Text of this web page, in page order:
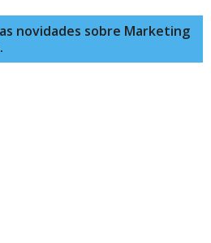
novidades sobre Marketing